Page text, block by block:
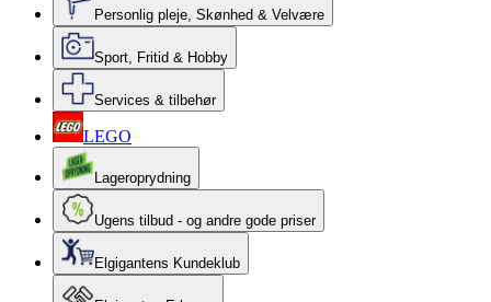
Personlig pleje, Skønhed & Velvære
Sport, Fritid & Hobby
Services & tilbehør
LEGO
Lageroprydning
Ugens tilbud - og andre gode priser
Elgigantens Kundeklub